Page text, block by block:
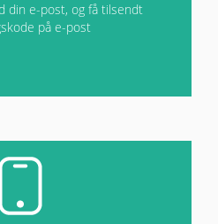
din e-post, og få tilsendt
på e-post